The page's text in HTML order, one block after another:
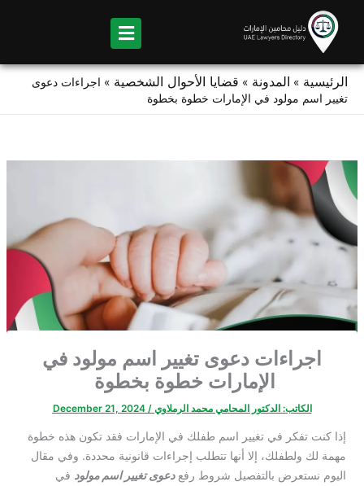
content
الرئيسية » المدونة » قضايا الأحوال الشخصية » اجراءات دعوى
تغيير اسم مولود في الإمارات خطوة بخطوة
اجراءات دعوى تغيير اسم مولود في
الإمارات خطوة بخطوة
الكاتب: الدكتور المحامي محمد الرملاوي/
December 21, 2024
إذا كنت تفكر في تغيير اسم طفلك في الإمارات فقد تكون هذه خطوة
مهمة لك ولطفلك، إلا أنها تتطلب إجراءات قانونية محددة. وفي مقال
اليوم نستعرض بالتفصيل شروط رفعدعوى تغيير اسم مولود في